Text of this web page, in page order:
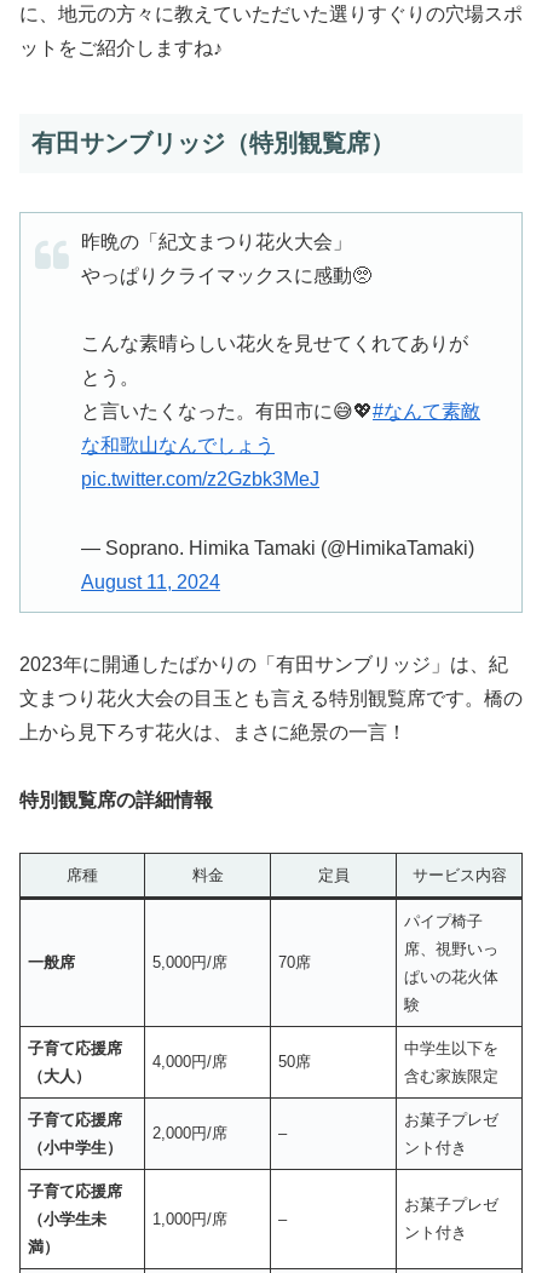
に、地元の方々に教えていただいた選りすぐりの穴場スポ
ットをご紹介しますね♪
有田サンブリッジ（特別観覧席）
昨晩の「紀文まつり花火大会」
やっぱりクライマックスに感動🥺
こんな素晴らしい花火を見せてくれてありが
とう。
と言いたくなった。有田市に😅💖#なんて素敵
な和歌山なんでしょう
pic.twitter.com/z2Gzbk3MeJ
— Soprano. Himika Tamaki (@HimikaTamaki)
August 11, 2024
2023年に開通したばかりの「有田サンブリッジ」は、紀
文まつり花火大会の目玉とも言える特別観覧席です。橋の
上から見下ろす花火は、まさに絶景の一言！
特別観覧席の詳細情報
席種 料金 定員 サービス内容
一般席 5,000円/席 70席
パイプ椅子
席、視野いっ
ぱいの花火体
験
子育て応援席
（大人）
4,000円/席 50席
中学生以下を
含む家族限定
子育て応援席
（小中学生）
2,000円/席 –
お菓子プレゼ
ント付き
子育て応援席
（小学生未
満）
1,000円/席 –
お菓子プレゼ
ント付き